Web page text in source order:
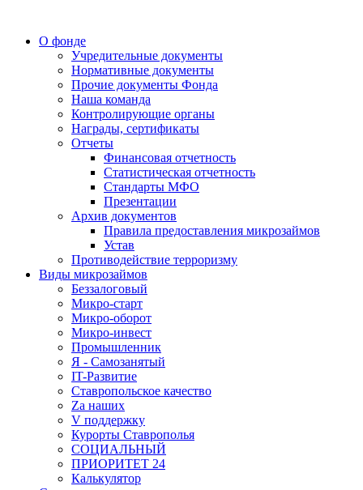
О фонде
Учредительные документы
Нормативные документы
Прочие документы Фонда
Наша команда
Контролирующие органы
Награды, сертификаты
Отчеты
Финансовая отчетность
Статистическая отчетность
Стандарты МФО
Презентации
Архив документов
Правила предоставления микрозаймов
Устав
Противодействие терроризму
Виды микрозаймов
Беззалоговый
Микро-старт
Микро-оборот
Микро-инвест
Промышленник
Я - Самозанятый
IT-Развитие
Ставропольское качество
Za наших
V поддержку
Курорты Ставрополья
СОЦИАЛЬНЫЙ
ПРИОРИТЕТ 24
Калькулятор